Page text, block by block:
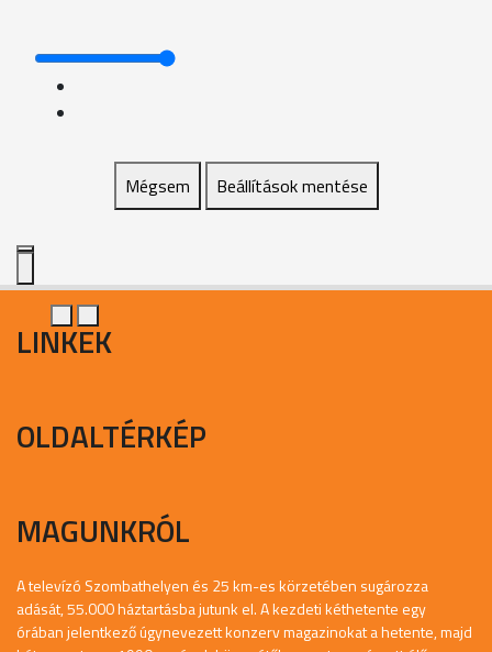
Mégsem Beállítások mentése
LINKEK
OLDALTÉRKÉP
MAGUNKRÓL
A televízó Szombathelyen és 25 km-es körzetében sugározza
adását, 55.000 háztartásba jutunk el. A kezdeti kéthetente egy
órában jelentkező úgynevezett konzerv magazinokat a hetente, majd